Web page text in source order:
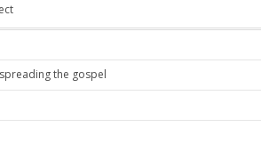
the gospel